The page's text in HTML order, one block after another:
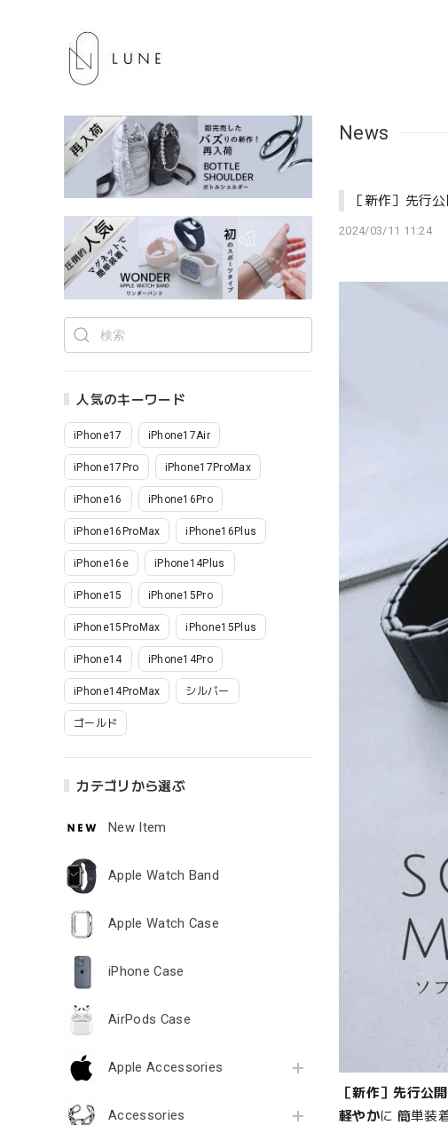
人気のキーワード
iPhone17 iPhone17Air
iPhone17Pro iPhone17ProMax
iPhone16 iPhone16Pro
iPhone16ProMax iPhone16Plus
iPhone16e iPhone14Plus
iPhone15 iPhone15Pro
iPhone15ProMax iPhone15Plus
iPhone14 iPhone14Pro
iPhone14ProMax シルバー
ゴールド
カテゴリから選ぶ
New Item
Apple Watch Band
Apple Watch Case
iPhone Case
AirPods Case
Apple Accessories
Accessories
News
［新作］先行
2024/03/11 11:24
［新作］先行公開
軽やかに 簡単装